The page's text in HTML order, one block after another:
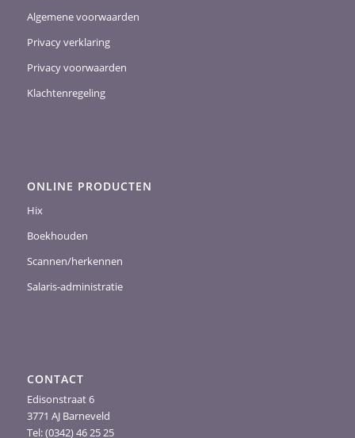
Algemene voorwaarden
Privacy verklaring
Privacy voorwaarden
Klachtenregeling
ONLINE PRODUCTEN
Hix
Boekhouden
Scannen/herkennen
Salaris-administratie
CONTACT
Edisonstraat 6
3771 AJ Barneveld
Tel: (0342) 46 25 25